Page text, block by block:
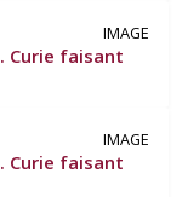
IMAGE
Curie faisant
IMAGE
Curie faisant